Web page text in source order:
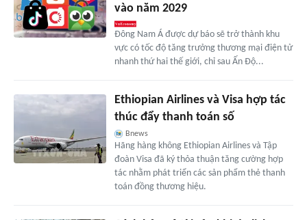
vào năm 2029
Đông Nam Á được dự báo sẽ trở thành khu
vực có tốc độ tăng trưởng thương mại điện tử
nhanh thứ hai thế giới, chỉ sau Ấn Độ...
Ethiopian Airlines và Visa hợp tác
thúc đẩy thanh toán số
Bnews
Hãng hàng không Ethiopian Airlines và Tập
đoàn Visa đã ký thỏa thuận tăng cường hợp
tác nhằm phát triển các sản phẩm thẻ thanh
toán đồng thương hiệu.